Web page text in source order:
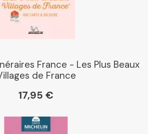
France - Les Plus Beaux
de France
17,95 €